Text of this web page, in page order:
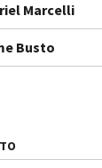
Marcelli
Busto